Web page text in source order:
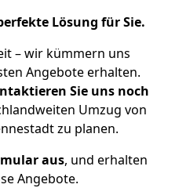
Lösung für Sie.
– wir kümmern uns
Angebote erhalten.
Sie uns noch
Umzug von
zu planen.
aus, und erhalten
Angebote.